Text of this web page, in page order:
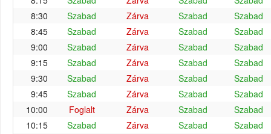
8:30
Szabad Zárva Szabad
Szabad
8:45
Szabad Zárva Szabad
Szabad
9:00
Szabad Zárva Szabad
Szabad
9:15
Szabad Zárva Szabad
Szabad
9:30
Szabad Zárva Szabad
Szabad
9:45
Szabad Zárva Szabad
Szabad
10:00
Foglalt Zárva Szabad
Szabad
10:15
Szabad Zárva Szabad
Szabad